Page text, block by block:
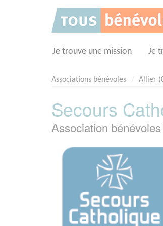
Je trouve une mission Je
Associations bénévoles Allier
Secours
Association